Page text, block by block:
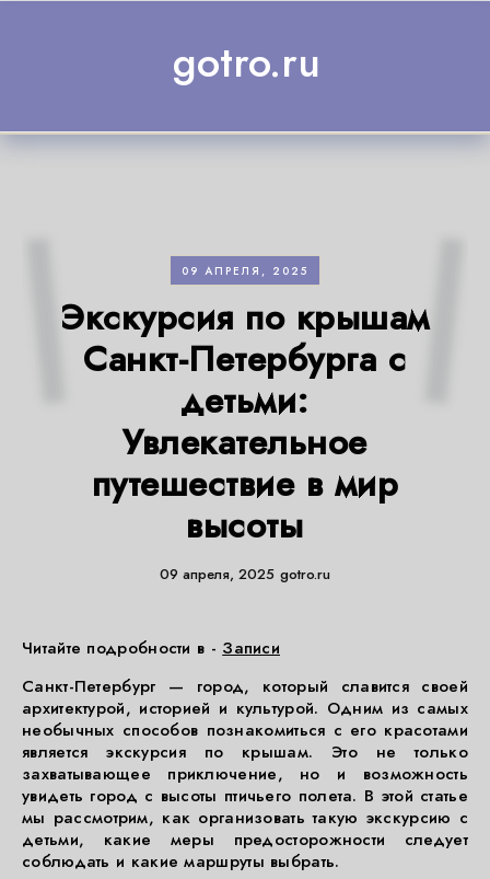
gotro.ru
09 АПРЕЛЯ, 2025
Экскурсия по крышам
Санкт-Петербурга с
детьми:
Увлекательное
путешествие в мир
высоты
09 апреля, 2025 gotro.ru
Читайте подробности в - Записи
Санкт-Петербург — город, который славится своей
архитектурой, историей и культурой. Одним из самых
необычных способов познакомиться с его красотами
является экскурсия по крышам. Это не только
захватывающее приключение, но и возможность
увидеть город с высоты птичьего полета. В этой статье
мы рассмотрим, как организовать такую экскурсию с
детьми, какие меры предосторожности следует
соблюдать и какие маршруты выбрать.